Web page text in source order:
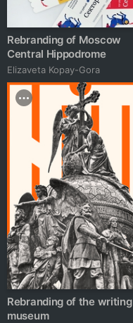
Rebranding of Moscow
Central Hippodrome
Elizaveta Kopay-Gora
Rebranding of the writing
museum